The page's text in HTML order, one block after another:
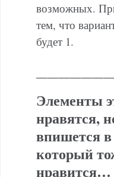
возможных.
тем, что
будет 1.
Элементы
нравятся,
впишется в
который
нравится…